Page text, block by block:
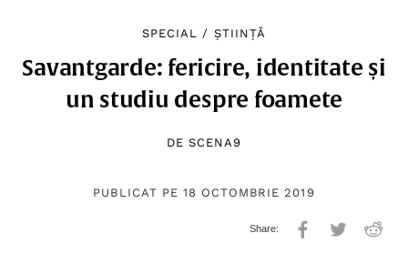
SPECIAL / ȘTIINȚĂ
Savantgarde: fericire, identitate și
un studiu despre foamete
DE SCENA9
PUBLICAT PE 18 OCTOMBRIE 2019